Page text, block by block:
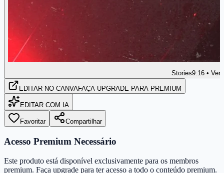
Stories9:16 •
EDITAR NO CANVAFAÇA UPGRADE PARA PREMIUM
EDITAR COM IA
Favoritar Compartilhar
Acesso Premium Necessário
Este produto está disponível exclusivamente para os membros
premium. Faça upgrade para ter acesso a todo o conteúdo premium.